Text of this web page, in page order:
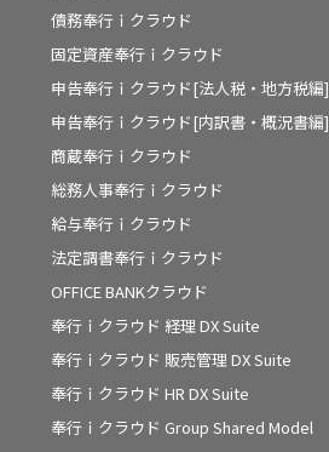
債務奉行ｉクラウド
固定資産奉行ｉクラウド
申告奉行ｉクラウド[法人税・地方税編]
申告奉行ｉクラウド[内訳書・概況書編]
商蔵奉行ｉクラウド
総務人事奉行ｉクラウド
給与奉行ｉクラウド
法定調書奉行ｉクラウド
OFFICE BANKクラウド
奉行ｉクラウド 経理 DX Suite
奉行ｉクラウド 販売管理 DX Suite
奉行ｉクラウド HR DX Suite
奉行ｉクラウド Group Shared Model